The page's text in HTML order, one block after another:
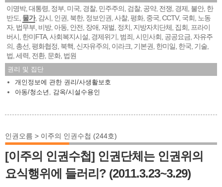
이명박, 대통령 정부 미국 경찰, 민주주의 검찰, 공약, 전쟁 경제 불안, 한
반도 물가, 감시 인권 북한, 정보인권 사찰, 평화, 중국 CCTV, 국회 노동
자, 법무부 비방, 아동 안전 장애 재벌 정치 지방자치단체 집회 프라이
버시 한미FTA, 사회복지시설 경제위기 범죄 시민사회 공공요금 자유주
의 총선 평화협정 북핵 신자유주의 이라크 기본권 한미일 한국 기술
법 세력 전환, 문화, 법원
권리 및 집단
개인정보에 관한 권리/사생활보호
아동/청소년
감옥/시설수용인
인권오름 > 이주의 인권수첩 (244호)
[이주의 인권수첩] 인권단체는 인권위의
요식행위에 들러리? (2011.3.23~3.29)